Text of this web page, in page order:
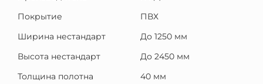
Покрытие
ПВХ
Ширина нестандарт
До 1250 мм
Высота нестандарт
До 2450 мм
Толщина полотна
40 мм